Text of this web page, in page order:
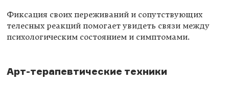
Фиксация своих переживаний и сопутствующих
телесных реакций помогает увидеть связи между
психологическим состоянием и симптомами.
Арт-терапевтические техники